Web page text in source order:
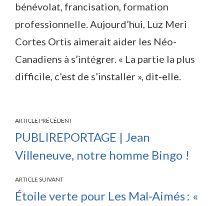
bénévolat, francisation, formation
professionnelle. Aujourd’hui, Luz Meri
Cortes Ortis aimerait aider les Néo-
Canadiens à s’intégrer. « La partie la plus
difficile, c’est de s’installer », dit-elle.
ARTICLE PRÉCÉDENT
PUBLIREPORTAGE | Jean
Villeneuve, notre homme Bingo !
ARTICLE SUIVANT
Étoile verte pour Les Mal-Aimés : «